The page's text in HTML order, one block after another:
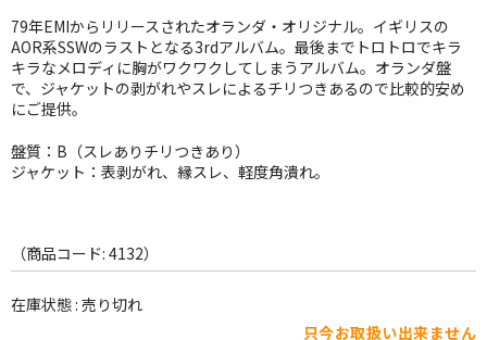
JAZZ-JP
JAZZ-VOCAL
J-POP
ROCK
WORLD
その他
79年EMIからリリースされたオランダ・オリジナル。イギリスの
AOR系SSWのラストとなる3rdアルバム。最後までトロトロでキラ
キラなメロディに胸がワクワクしてしまうアルバム。オランダ盤
で、ジャケットの剥がれやスレによるチリつきあるので比較的安め
にご提供。
盤質：B（スレありチリつきあり）
ジャケット：表剥がれ、縁スレ、軽度角潰れ。
（商品コード: 4132）
在庫状態 : 売り切れ
只今お取扱い出来ません